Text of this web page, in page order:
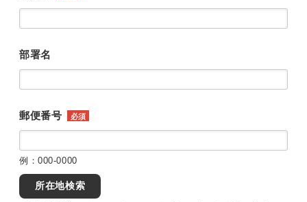
部署名
郵便番号 必須
例：000-0000
所在地検索